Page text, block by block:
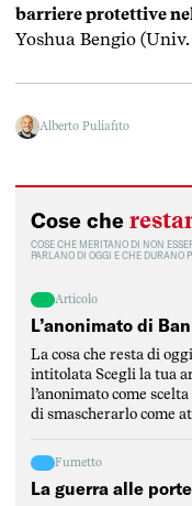
barriere protettive
Yoshua Bengio
Alberto Puliafito
Cose che
COSE CHE MERITANO DI NON
PARLANO DI OGGI E CHE DURANO
Articolo
L’anonimato di
La cosa che resta di
intitolata Scegli la tua
l’anonimato come
di smascherarlo come
puntualizzare
Fumetto
La guerra alle porte